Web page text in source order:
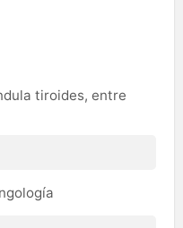
tiroides, entre